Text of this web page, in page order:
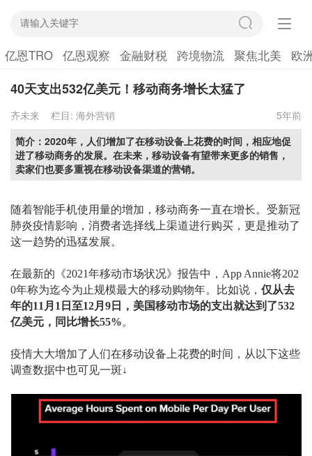
亿恩TRO 亿恩观察 金融财税 跨境物流 聚焦北美 欧
40天支出532亿美元！移动商务增长太猛了
齐未来 栏目: 海外营销
5年前
简介：2020年，人们增加了在移动设备上花费的时间，相应地促
进了移动商务的发展。在未来，移动设备有望带来更多的销售，
卖家们也要多重视在移动设备渠道的营销。
随着智能手机使用量的增加 ，移动商务一直在增长。受新冠
肺炎疫情影响，消费者选择线上渠道进行购买，更是推动了
这一趋势的迅猛发展。
在最新的《2021年移动市场状况》报告中，App Annie将202
0年称为迄今为止规模最大的移动购物年。比如说， 仅从去
年的11月1日至12月9日，美国移动市场的支出就达到了532
亿美元，同比增长55%。
疫情大大增加了人们在移动设备上花费的时间，从以下这些
调查数据中也可见一斑↓